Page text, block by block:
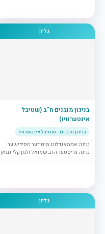
גליון
בניגון מנגנים ח”ב (שטיבל
אינטערוויו)
בניגון מנגנים - שטיבל אינטערוויו
נגינה אפהאנדלונג מיט דער חסידישער
נגינה מייסטער הרב שמואל זלמן קליינמאן
גליון